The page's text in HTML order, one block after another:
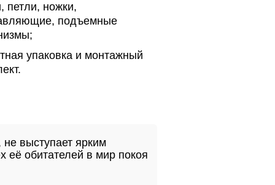
петли, ножки,
подъемные
упаковка и монтажный
выступает ярким
её обитателей в мир покоя